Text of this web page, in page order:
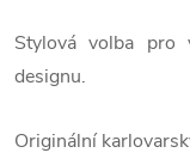
Stylová volba pro
designu.
Originální